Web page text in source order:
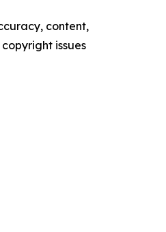
content,
issues